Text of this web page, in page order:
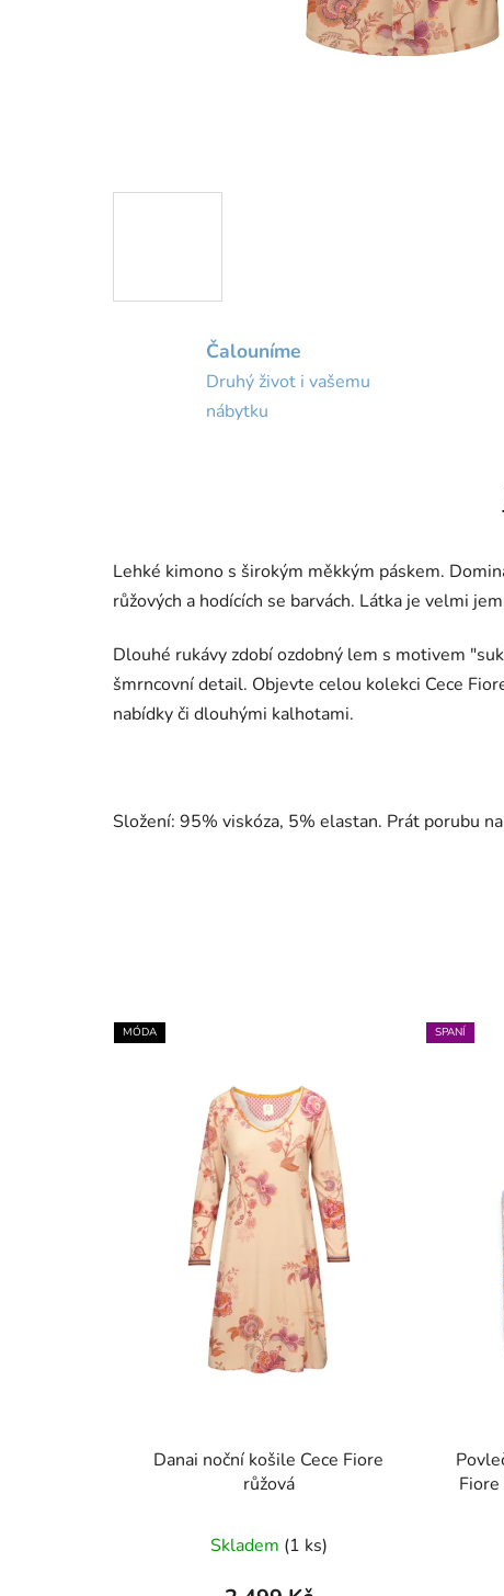
Čalouníme
Druhý život i vašemu
nábytku
Lehké kimono s širokým měkkým páskem.
růžových a hodících se barvách. Látka je velmi
Dlouhé rukávy zdobí ozdobný lem s motivem
šmrncovní detail. Objevte celou kolekci Cece
nabídky či dlouhými kalhotami.
Složení: 95% viskóza, 5% elastan. Prát porubu
MÓDA
Danai noční košile Cece Fiore
růžová
Skladem (1 ks)
SPANÍ